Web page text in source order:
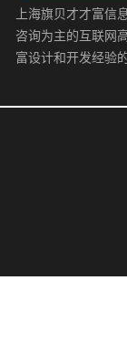
上海旗贝才才富信
咨询为主的互联网
富设计和开发经验